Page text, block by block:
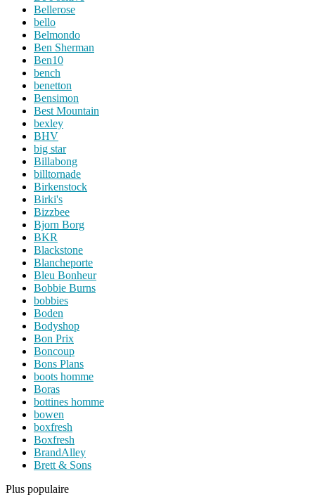
Bellerose
bello
Belmondo
Ben Sherman
Ben10
bench
benetton
Bensimon
Best Mountain
bexley
BHV
big star
Billabong
billtornade
Birkenstock
Birki's
Bizzbee
Bjorn Borg
BKR
Blackstone
Blancheporte
Bleu Bonheur
Bobbie Burns
bobbies
Boden
Bodyshop
Bon Prix
Boncoup
Bons Plans
boots homme
Boras
bottines homme
bowen
boxfresh
Boxfresh
BrandAlley
Brett & Sons
Plus populaire